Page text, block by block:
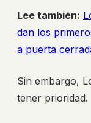
Lee también:
dan los
a puerta
Sin embargo,
tener prioridad.